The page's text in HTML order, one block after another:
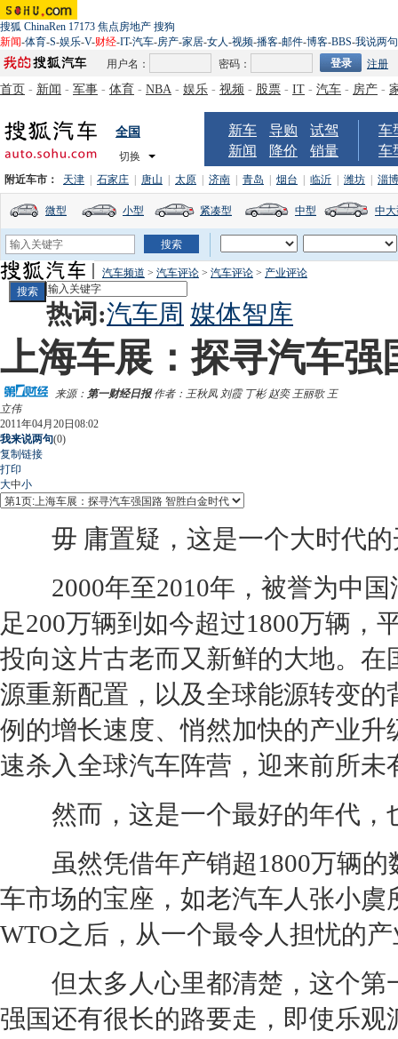
搜狐 ChinaRen 17173 焦点房地产 搜狗
新闻-体育-S-娱乐-V-财经-IT-汽车-房产-家居-女人-视频-播客-邮件-博客-BBS-我说两句
用户名：
密码： 注册
首页 - 新闻 - 军事 - 体育 - NBA - 娱乐 - 视频 - 股票 - IT - 汽车 - 房产 -
全国
切换
新车 导购
试驾
新闻
降价 销量
车
车
附近车市： 天津 石家庄 唐山 太原 济南 青岛 烟台 临沂 潍坊 淄博
微型 小型 紧凑型 中型 中
汽车频道 > 汽车评论 > 汽车评论 > 产业评论
热词:汽车周 媒体智库
上海车展：探寻汽车强
来源： 第一财经日报作者：王秋凤 刘霞 丁彬 赵奕 王丽歌 王
立伟
2011年04月20日08:02
我来说两句(0)
复制链接
打印
大中小
毋 庸置疑，这是一个大时代的
2000年至2010年，被誉为中国
足200万辆到如今超过1800万辆，
投向这片古老而又新鲜的大地。
源重新配置，以及全球能源转变
例的增长速度、悄然加快的产业
速杀入全球汽车阵营，迎来前所未
然而，这是一个最好的年代，
虽然凭借年产销超1800万辆的
车市场的宝座，如老汽车人张小
WTO之后，从一个最令人担忧的
但太多人心里都清楚，这个第
强国还有很长的路要走，即使乐